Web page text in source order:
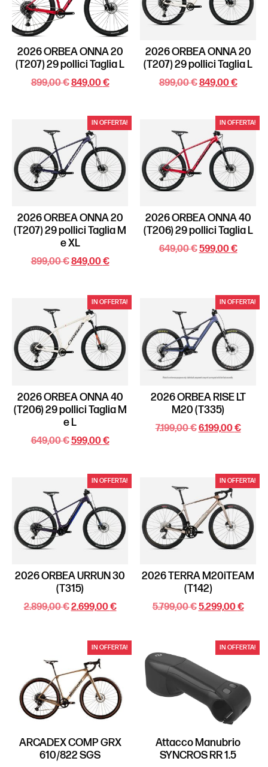
2026 ORBEA ONNA 20
(T207) 29 pollici Taglia L
899,00€849,00€
2026 ORBEA ONNA 20
(T207) 29 pollici Taglia L
899,00€849,00€
IN OFFERTA!
2026 ORBEA ONNA 20
(T207) 29 pollici Taglia M
e XL
899,00€849,00€
IN OFFERTA!
2026 ORBEA ONNA 40
(T206) 29 pollici Taglia L
649,00€599,00€
IN OFFERTA!
2026 ORBEA ONNA 40
(T206) 29 pollici Taglia M
e L
649,00€599,00€
IN OFFERTA!
2026 ORBEA RISE LT
M20 (T335)
7.199,00€6.199,00€
IN OFFERTA!
2026 ORBEA URRUN 30
(T315)
2.899,00€2.699,00€
IN OFFERTA!
2026 TERRA M20iTEAM
(T142)
5.799,00€5.299,00€
IN OFFERTA!
ARCADEX COMP GRX
610/822 SGS
IN OFFERTA!
Attacco Manubrio
SYNCROS RR 1.5